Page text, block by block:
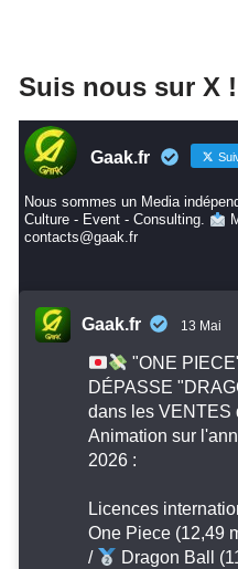
Suis nous sur X !
Gaak.fr
Nous sommes un Media
Culture - Event - Consulting.
contacts@gaak.fr
Gaak.fr 13 Mai
"ONE
DÉPASSE
dans les VENTES
Animation sur
2026 :
Licences
One Piece (12,49
/
Dragon Ball